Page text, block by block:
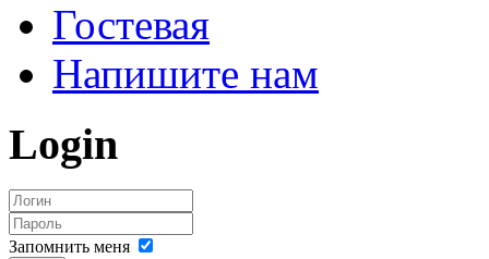
Гостевая
Напишите нам
Login
Запомнить меня